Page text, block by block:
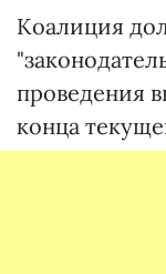
Коалиция
проведения
конца